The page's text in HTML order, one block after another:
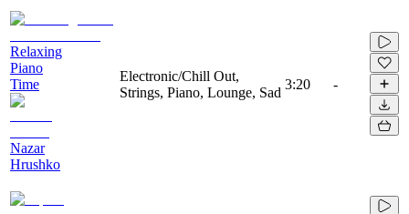
Relaxing
Piano
Time
Nazar
Hrushko
Electronic/Chill Out,
Strings, Piano, Lounge, Sad
3:20 -